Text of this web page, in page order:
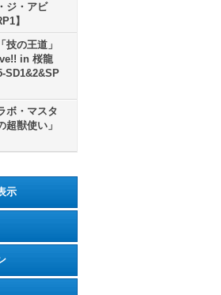
ジ・アビ
】
技の王道」
in 桜龍
SD1&2&SP
ボ・マスタ
超獣使い」
示